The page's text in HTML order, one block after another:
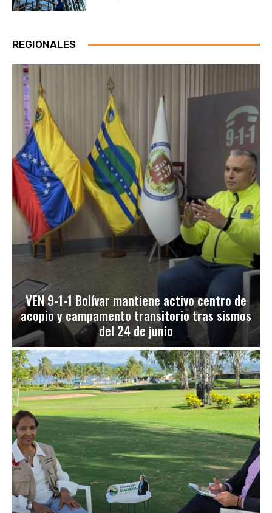
REGIONALES
VEN 9-1-1 Bolívar mantiene activo centro de
acopio y campamento transitorio tras sismos
del 24 de junio